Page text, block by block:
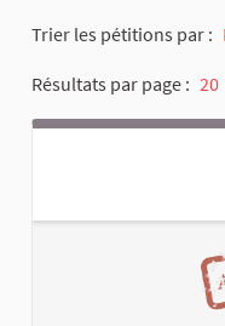
Trier les pétitions par :
Résultats par page : 20